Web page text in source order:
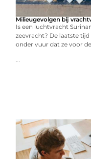
Milieugevolgen bij
Is een luchtvracht
zeevracht? De laatste
onder vuur dat ze voor
...